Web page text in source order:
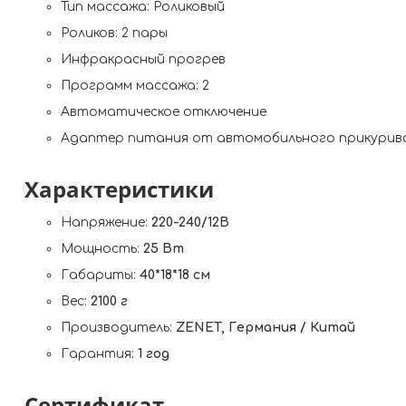
Тип масcажа: Роликовый
Роликов: 2 пары
Инфракрасный прогрев
Программ массажа: 2
Автоматическое отключение
Адаптер питания от автомобильного
Характеристики
Напряжение: 220-240/12В
Мощность: 25 Вт
Габариты: 40*18*18 cм
Вес: 2100 г
Производитель: ZENET, Германия / Китай
Гарантия: 1 год